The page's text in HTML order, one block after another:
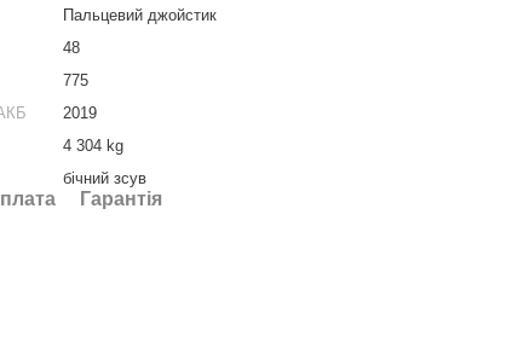
Пальцевий джойстик
48
775
2019
4 304 kg
бічний зсув
Гарантія